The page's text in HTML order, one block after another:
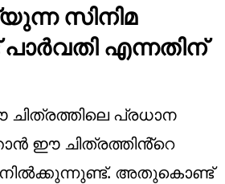
സിനിമ
എന്നതിന്
ഈ ചിത്രത്തിലെ പ്രധാന
ഈ ചിത്രത്തിൻ്റെ
അതുകൊണ്ട്